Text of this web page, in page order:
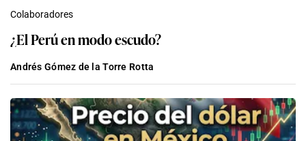
Colaboradores
¿El Perú en modo escudo?
Andrés Gómez de la Torre Rotta